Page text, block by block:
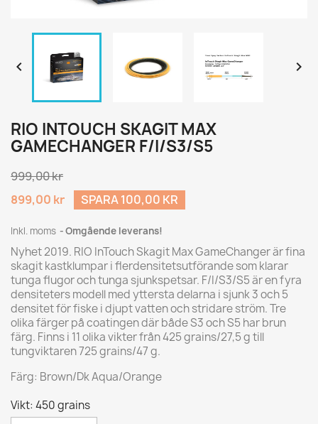
 
RIO INTOUCH SKAGIT MAX
GAMECHANGER F/I/S3/S5
999,00 kr
899,00 kr
SPARA 100,00 KR
Inkl. moms Omgående leverans!
Nyhet 2019. RIO InTouch Skagit Max GameChanger är fina
skagit kastklumpar i flerdensitetsutförande som klarar
tunga flugor och tunga sjunkspetsar. F/I/S3/S5 är en fyra
densiteters modell med yttersta delarna i sjunk 3 och 5
densitet för fiske i djupt vatten och stridare ström. Tre
olika färger på coatingen där både S3 och S5 har brun
färg. Finns i 11 olika vikter från 425 grains/27,5 g till
tungviktaren 725 grains/47 g.
Färg: Brown/Dk Aqua/Orange
Vikt: 450 grains